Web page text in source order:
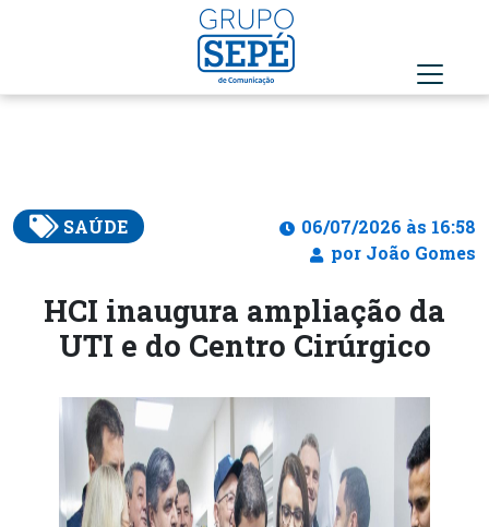
SAÚDE
06/07/2026 às 16:58
por João Gomes
HCI inaugura ampliação da
UTI e do Centro Cirúrgico